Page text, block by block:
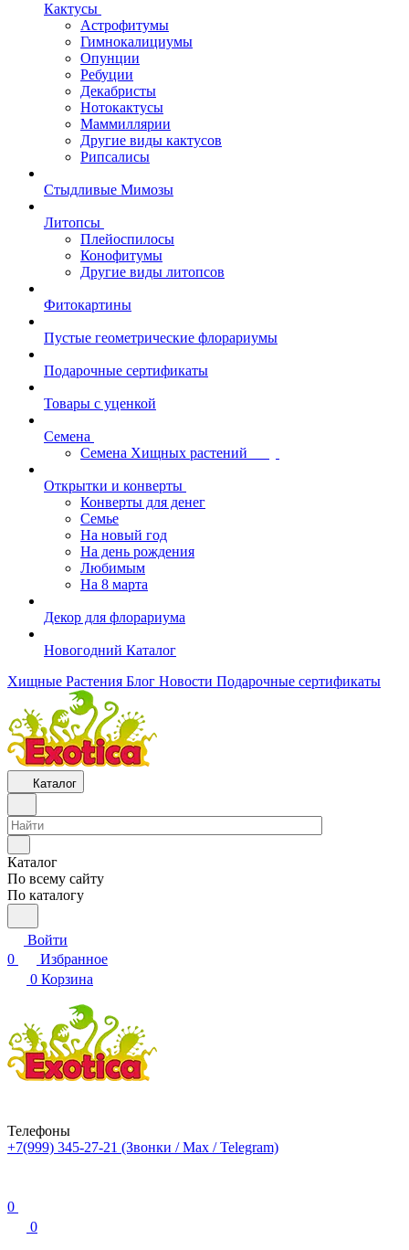
Кактусы
Астрофитумы
Гимнокалициумы
Опунции
Ребуции
Декабристы
Нотокактусы
Маммиллярии
Другие виды кактусов
Рипсалисы
Стыдливые Мимозы
Литопсы
Плейоспилосы
Конофитумы
Другие виды литопсов
Фитокартины
Пустые геометрические флорариумы
Подарочные сертификаты
Товары с уценкой
Семена
Семена Хищных растений
Открытки и конверты
Конверты для денег
Семье
На новый год
На день рождения
Любимым
На 8 марта
Декор для флорариума
Новогодний Каталог
Хищные Растения Блог Новости Подарочные сертификаты
Каталог
Каталог
По всему сайту
По каталогу
Войти
0
Избранное
0 Корзина
Телефоны
+7(999) 345-27-21 (Звонки / Max / Telegram)
0
0